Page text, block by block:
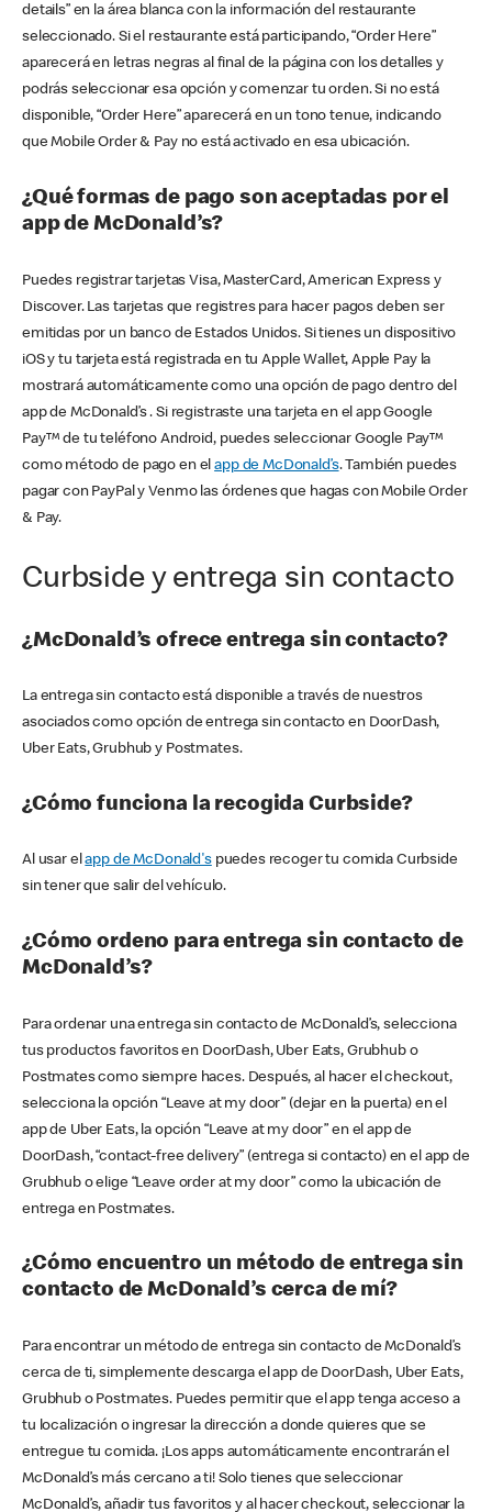
details” en la área blanca con la información del restaurante
seleccionado. Si el restaurante está participando, “Order Here”
aparecerá en letras negras al final de la página con los detalles y
podrás seleccionar esa opción y comenzar tu orden. Si no está
disponible, “Order Here” aparecerá en un tono tenue, indicando
que Mobile Order & Pay no está activado en esa ubicación.
¿Qué formas de pago son aceptadas por el
app de McDonald’s?
Puedes registrar tarjetas Visa, MasterCard, American Express y
Discover. Las tarjetas que registres para hacer pagos deben ser
emitidas por un banco de Estados Unidos. Si tienes un dispositivo
iOS y tu tarjeta está registrada en tu Apple Wallet, Apple Pay la
mostrará automáticamente como una opción de pago dentro del
app de McDonald’s . Si registraste una tarjeta en el app Google
Pay™ de tu teléfono Android, puedes seleccionar Google Pay™
como método de pago en elapp de McDonald’s. También puedes
pagar con PayPal y Venmo las órdenes que hagas con Mobile Order
& Pay.
Curbside y entrega sin contacto
¿McDonald’s ofrece entrega sin contacto?
La entrega sin contacto está disponible a través de nuestros
asociados como opción de entrega sin contacto en DoorDash,
Uber Eats, Grubhub y Postmates.
¿Cómo funciona la recogida Curbside?
Al usar elapp de McDonald'spuedes recoger tu comida Curbside
sin tener que salir del vehículo.
¿Cómo ordeno para entrega sin contacto de
McDonald’s?
Para ordenar una entrega sin contacto de McDonald’s, selecciona
tus productos favoritos en DoorDash, Uber Eats, Grubhub o
Postmates como siempre haces. Después, al hacer el checkout,
selecciona la opción “Leave at my door” (dejar en la puerta) en el
app de Uber Eats, la opción “Leave at my door” en el app de
DoorDash, “contact-free delivery” (entrega si contacto) en el app de
Grubhub o elige “Leave order at my door” como la ubicación de
entrega en Postmates.
¿Cómo encuentro un método de entrega sin
contacto de McDonald’s cerca de mí?
Para encontrar un método de entrega sin contacto de McDonald’s
cerca de ti, simplemente descarga el app de DoorDash, Uber Eats,
Grubhub o Postmates. Puedes permitir que el app tenga acceso a
tu localización o ingresar la dirección a donde quieres que se
entregue tu comida. ¡Los apps automáticamente encontrarán el
McDonald’s más cercano a ti! Solo tienes que seleccionar
McDonald’s, añadir tus favoritos y al hacer checkout, seleccionar la